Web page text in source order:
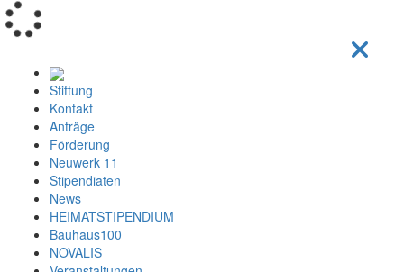
Stiftung
Kontakt
Anträge
Förderung
Neuwerk 11
Stipendiaten
News
HEIMATSTIPENDIUM
Bauhaus100
NOVALIS